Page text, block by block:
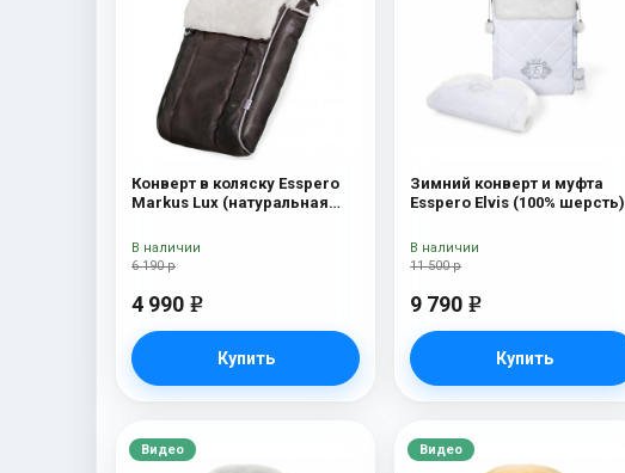
Конверт в коляску Esspero
Markus Lux (натуральная
6 190 р
4 990 e
Купить
В наличии
Зимний конверт и муфта
Esspero Elvis (100% шерсть)
11 500 р
9 790 e
Купить
В наличии
Видео Видео